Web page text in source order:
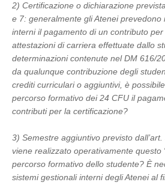
2) Certificazione o dichiarazione
e 7: generalmente gli Atenei
interni il pagamento di un contributo
attestazioni di carriera effettuate dallo
determinazioni contenute nel DM 616/
da qualunque contribuzione degli
crediti curriculari o aggiuntivi, è
percorso formativo dei 24 CFU il
contributi per la certificazione?
3) Semestre aggiuntivo previsto
viene realizzato operativamente questo
percorso formativo dello studente? È
sistemi gestionali interni degli Atenei al